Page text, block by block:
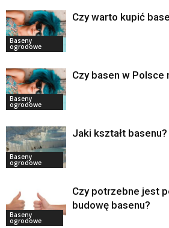
Baseny
ogrodowe
Czy warto kupić
Baseny
ogrodowe
Czy basen w Polsce
Baseny
ogrodowe
Jaki kształt basenu?
Baseny
ogrodowe
Czy potrzebne jest
budowę basenu?